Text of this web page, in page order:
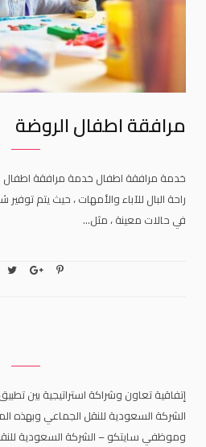
مرافقة اطفال الروضة
خدمة مرافقة اطفال خدمة مرافقة
راحة البال للآباء والأمهات ، حيث يتم
في حالات معينة ، مثل…
إتفاقية تعاون وشراكة استراتيجية بين
الشركة السعودية للنقل الجماعي وبهذه
وموظفي سايتكو – الشركة السعودية